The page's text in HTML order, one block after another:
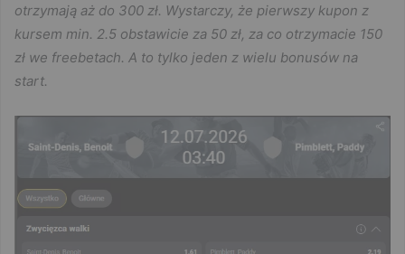
otrzymają aż do 300 zł. Wystarczy, że pierwszy kupon z
kursem min. 2.5 obstawicie za 50 zł, za co otrzymacie 150
zł we freebetach. A to tylko jeden z wielu bonusów na
start.